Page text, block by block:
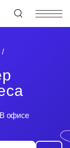
(495) 967-80-80
/
В офисе